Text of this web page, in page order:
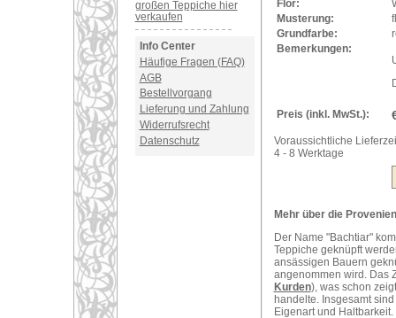
großen Teppiche hier
verkaufen
Info Center
Häufige Fragen (FAQ)
AGB
Bestellvorgang
Lieferung und Zahlung
Widerrufsrecht
Datenschutz
Flor:
Musterung:
Grundfarbe:
Bemerkungen:
Preis (inkl. MwSt.):
Voraussichtliche
4 - 8 Werktage
Mehr über die
Der Name "Bachtiar"
Teppiche geknüpft
ansässigen Bauern
angenommen wird. Das
Kurden), was schon
handelte. Insgesamt
Eigenart und Haltbarkeit.